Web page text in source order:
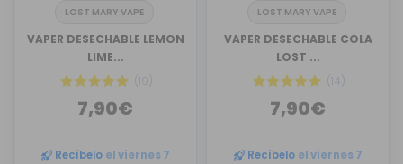
LOST MARY VAPE
VAPER DESECHABLE LEMON
LIME...
(19)
7,90€
Recíbelo el viernes 7
LOST MARY VAPE
VAPER DESECHABLE COLA
LOST ...
(14)
7,90€
Recíbelo el viernes 7